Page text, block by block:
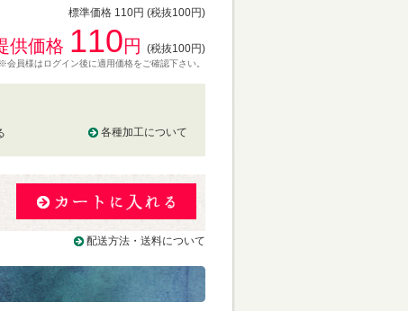
標準価格 110円 (税抜100円)
供価格 110円 (税抜100円)
※会員様はログイン後に適用価格をご確認下さい。
各種加工について
配送方法・送料について